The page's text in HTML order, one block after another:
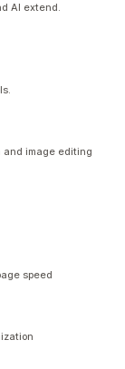
AI extend.
and image editing
speed